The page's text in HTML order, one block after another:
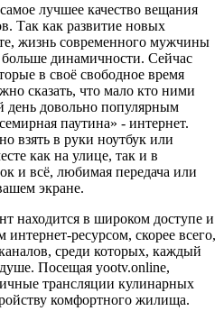
лучшее качество вещания
Так как развитие новых
жизнь современного мужчины
динамичности. Сейчас
в своё свободное время
сказать, что мало кто ними
день довольно популярным
паутина» - интернет.
взять в руки ноутбук или
как на улице, так и в
и всё, любимая передача или
экране.
находится в широком доступе и
ресурсом, скорее всего,
среди которых, каждый
Посещая yootv.online,
трансляции кулинарных
комфортного жилища.